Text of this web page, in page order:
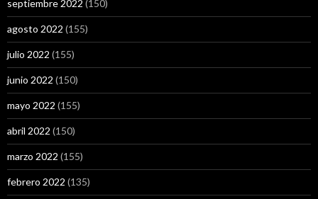
septiembre 2022 (150)
agosto 2022 (155)
julio 2022 (155)
junio 2022 (150)
mayo 2022 (155)
abril 2022 (150)
marzo 2022 (155)
febrero 2022 (135)